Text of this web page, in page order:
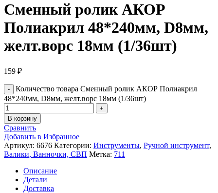
Сменный ролик АКОР
Полиакрил 48*240мм, D8мм,
желт.ворс 18мм (1/36шт)
159 ₽
Количество товара Сменный ролик АКОР Полиакрил
48*240мм, D8мм, желт.ворс 18мм (1/36шт)
В корзину
Сравнить
Добавить в Избранное
Артикул: 6676 Категории: Инструменты, Ручной инструмент,
Валики, Ванночки, СВП Метка: 711
Описание
Детали
Доставка